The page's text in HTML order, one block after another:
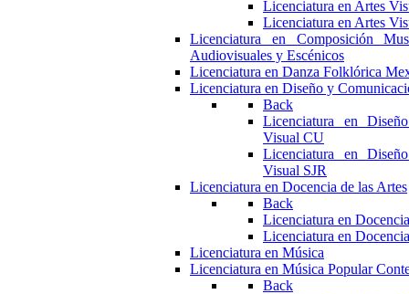
Licenciatura en Artes
Licenciatura en Artes
Licenciatura en Composición
Audiovisuales y Escénicos
Licenciatura en Danza Folklórica
Licenciatura en Diseño y
Back
Licenciatura en
Visual CU
Licenciatura en
Visual SJR
Licenciatura en Docencia de las Artes
Back
Licenciatura en
Licenciatura en
Licenciatura en Música
Licenciatura en Música Popular
Back